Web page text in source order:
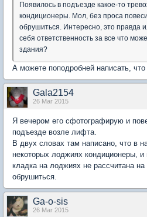
Появилось в подъезде какое-то
кондиционеры. Мол, без проса
обрушиться. Интересно, это правда
себя ответственность за все что
здания?
А можете поподробней написать,
Gala2154
26 Mar 2015
Я вечером его сфотографирую и
подъезде возле лифта.
В двух словах там написано, что в
некоторых лоджиях кондиционеры, и
кладка на лоджиях не рассчитана на
обрушиться.
Ga-o-sis
26 Mar 2015